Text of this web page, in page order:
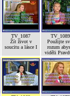
TV_1087
Žít život v
soucitu a lásce I
TV_1089
Použijte
rozum
viděli